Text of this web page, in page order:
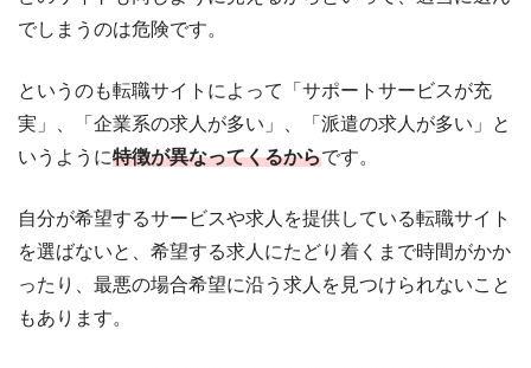
でしまうのは危険です。
というのも転職サイトによって「サポートサービスが充
実」、「企業系の求人が多い」、「派遣の求人が多い」と
いうように特徴が異なってくるからです。
自分が希望するサービスや求人を提供している転職サイト
を選ばないと、希望する求人にたどり着くまで時間がかか
ったり、最悪の場合希望に沿う求人を見つけられないこと
もあります。